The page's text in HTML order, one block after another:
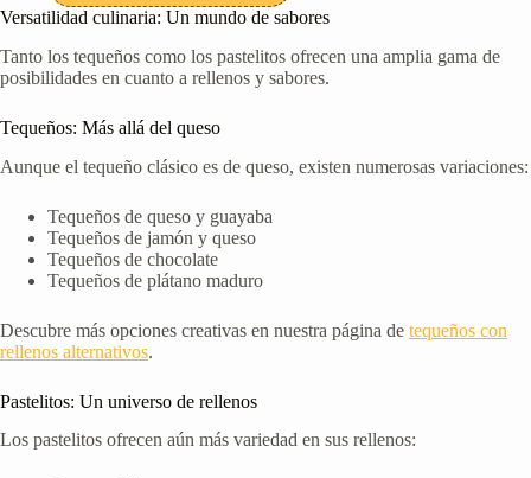
era:
es:
Versatilidad culinaria: Un mundo de sabores
Tanto los tequeños como los pastelitos ofrecen una amplia gama de
posibilidades en cuanto a rellenos y sabores.
Tequeños: Más allá del queso
Aunque el tequeño clásico es de queso, existen numerosas variaciones:
Tequeños de queso y guayaba
Tequeños de jamón y queso
Tequeños de chocolate
Tequeños de plátano maduro
Descubre más opciones creativas en nuestra página de tequeños con
rellenos alternativos.
Pastelitos: Un universo de rellenos
Los pastelitos ofrecen aún más variedad en sus rellenos: